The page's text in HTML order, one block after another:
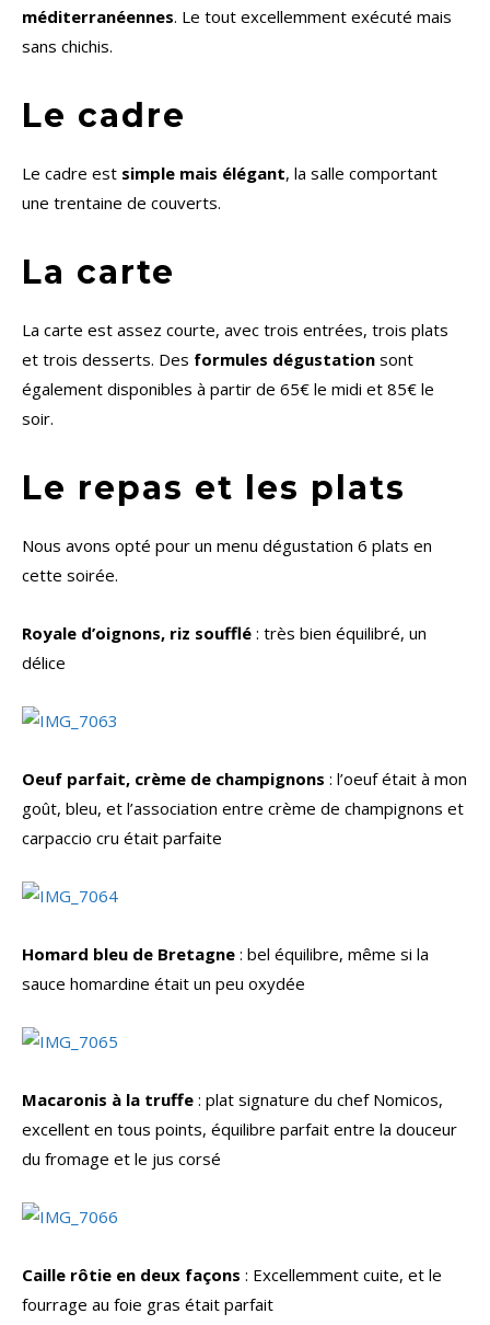
méditerranéennes. Le tout excellemment exécuté mais
sans chichis.
Le cadre
Le cadre est simple mais élégant, la salle comportant
une trentaine de couverts.
La carte
La carte est assez courte, avec trois entrées, trois plats
et trois desserts. Des formules dégustation sont
également disponibles à partir de 65€ le midi et 85€ le
soir.
Le repas et les plats
Nous avons opté pour un menu dégustation 6 plats en
cette soirée.
Royale d’oignons, riz soufflé : très bien équilibré, un
délice
Oeuf parfait, crème de champignons : l’oeuf était à mon
goût, bleu, et l’association entre crème de champignons et
carpaccio cru était parfaite
Homard bleu de Bretagne : bel équilibre, même si la
sauce homardine était un peu oxydée
Macaronis à la truffe : plat signature du chef Nomicos,
excellent en tous points, équilibre parfait entre la douceur
du fromage et le jus corsé
Caille rôtie en deux façons : Excellemment cuite, et le
fourrage au foie gras était parfait